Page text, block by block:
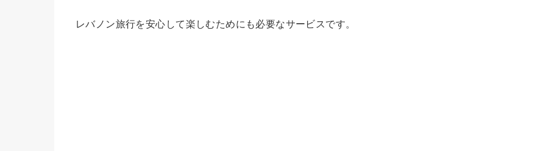
レバノン旅行を安心して楽しむためにも必要なサービスです。